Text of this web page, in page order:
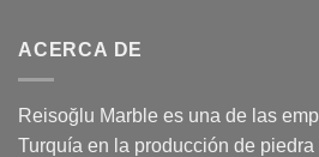
ACERCA DE
Reisoğlu Marble es una de las
Turquía en la producción de